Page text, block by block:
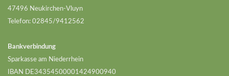
47496 Neukirchen-Vluyn
Telefon: 02845/9412562
Bankverbindung
Sparkasse am Niederrhein
IBAN DE34354500001424900940